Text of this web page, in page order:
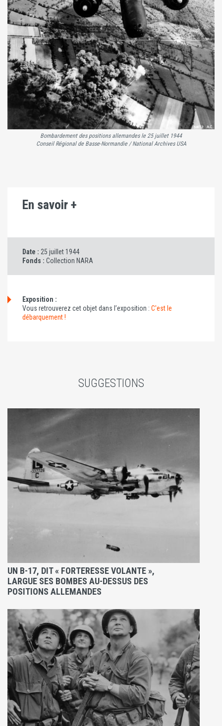
Bombardement des positions allemandes le 25 juillet 1944
Conseil Régional de Basse-Normandie / National Archives USA
En savoir +
Date : 25 juillet 1944
Fonds : Collection NARA
Exposition :
Vous retrouverez cet objet dans l’exposition : C'est le
débarquement !
SUGGESTIONS
UN B-17, DIT « FORTERESSE VOLANTE »,
LARGUE SES BOMBES AU-DESSUS DES
POSITIONS ALLEMANDES